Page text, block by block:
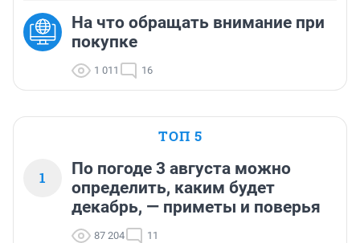
На что обращать внимание при
покупке
1 011 16
ТОП 5
1
По погоде 3 августа можно
определить, каким будет
декабрь, — приметы и поверья
87 204 11